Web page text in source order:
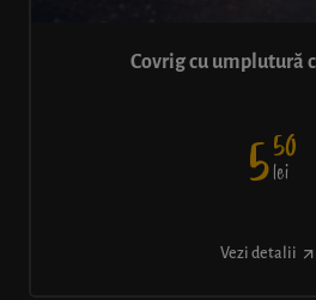
Covrig cu umplutură
550
lei
Vezi detalii